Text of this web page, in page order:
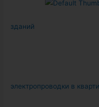
зданий
электропроводки в